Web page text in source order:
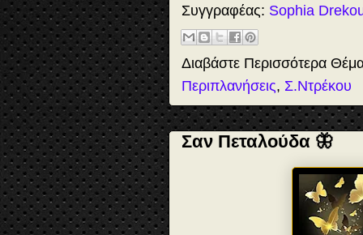
b
o
o
k
o
o
n
e
t
e
Συγγραφέας: Sophia
Διαβάστε Περισσότερα
Περιπλανήσεις, Σ.Ντρέκου
Σαν Πεταλούδα 🦋